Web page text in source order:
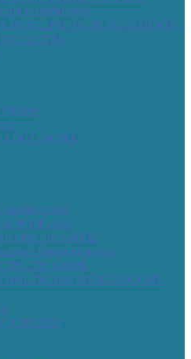
E IMPRENSA
MUNICIPAL DE PLANEJAMENTO,
E GESTÃO
Público
LDO/LOA/PPA
Anual
de Educação
DE SAÚDE
Básico Municipal
DE SAÚDE
DE ASSISTÊNCIA SOCIAL
– CRECHES